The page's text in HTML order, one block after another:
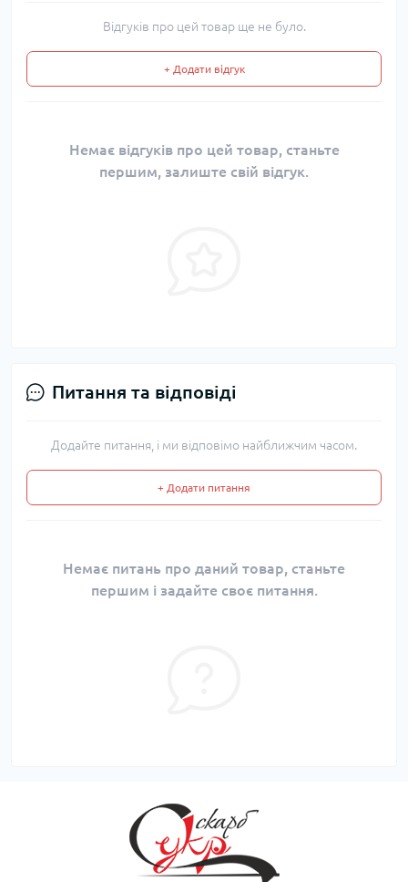
Відгуків про цей товар ще не було.
+ Додати відгук
Немає відгуків про цей товар, станьте
першим, залиште свій відгук.
Питання та відповіді
Додайте питання, і ми відповімо найближчим часом.
+ Додати питання
Немає питань про даний товар, станьте
першим і задайте своє питання.